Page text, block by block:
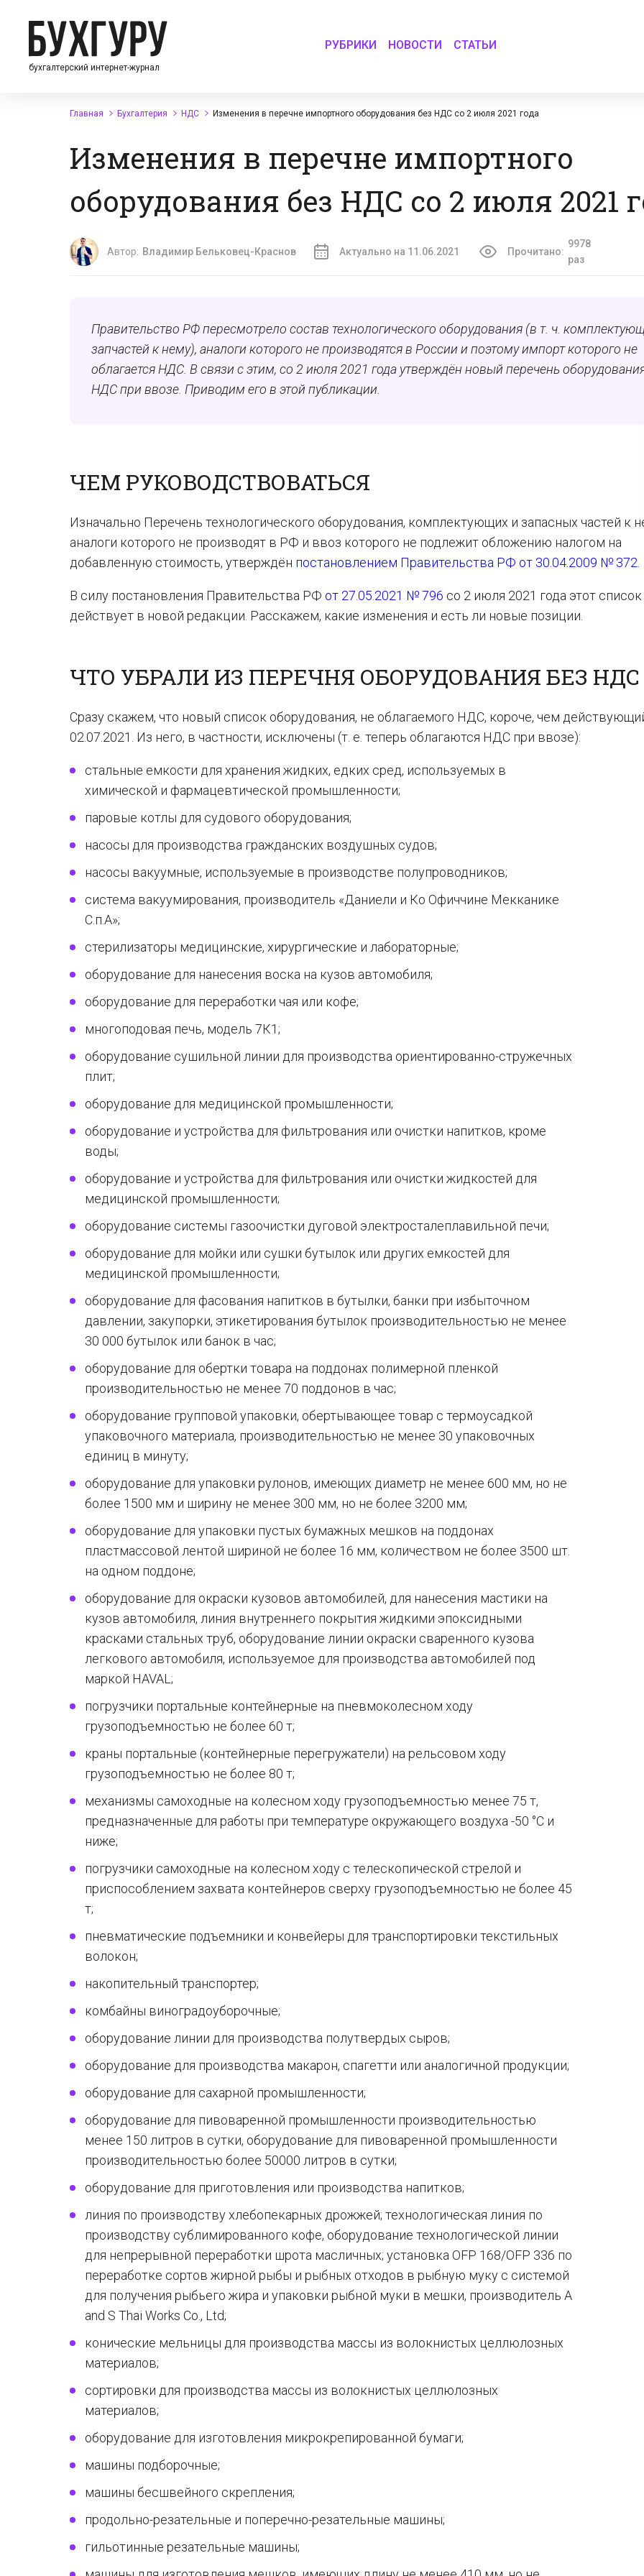
бухгалтерский интернет-журнал
РУБРИКИ НОВОСТИ СТАТЬИ
Главная Бухгалтерия НДС Изменения в перечне импортного оборудования без НДС со 2 июля 2021 года
Изменения в перечне импортного
оборудования без НДС со 2 июля 2021
Автор: Владимир Бельковец-Краснов Актуально на 11.06.2021 Прочитано:
9978
раз
Правительство РФ пересмотрело состав технологического оборудования (в т. ч.
запчастей к нему), аналоги которого не производятся в России и поэтому импорт которого не
облагается НДС. В связи с этим, со 2 июля 2021 года утверждён новый перечень
НДС при ввозе. Приводим его в этой публикации.
ЧЕМ РУКОВОДСТВОВАТЬСЯ
Изначально Перечень технологического оборудования, комплектующих и запасных частей к
аналоги которого не производят в РФ и ввоз которого не подлежит обложению налогом на
добавленную стоимость, утверждён постановлением Правительства РФ от 30.04.2009 № 372
В силу постановления Правительства РФ от 27.05.2021 № 796 со 2 июля 2021 года этот список
действует в новой редакции. Расскажем, какие изменения и есть ли новые позиции.
ЧТО УБРАЛИ ИЗ ПЕРЕЧНЯ ОБОРУДОВАНИЯ БЕЗ НДС
Сразу скажем, что новый список оборудования, не облагаемого НДС, короче, чем
02.07.2021. Из него, в частности, исключены (т. е. теперь облагаются НДС при ввозе):
стальные емкости для хранения жидких, едких сред, используемых в
химической и фармацевтической промышленности;
паровые котлы для судового оборудования;
насосы для производства гражданских воздушных судов;
насосы вакуумные, используемые в производстве полупроводников;
система вакуумирования, производитель «Даниели и Ко Офиччине Мекканике
С.п.А»;
стерилизаторы медицинские, хирургические и лабораторные;
оборудование для нанесения воска на кузов автомобиля;
оборудование для переработки чая или кофе;
многоподовая печь, модель 7К1;
оборудование сушильной линии для производства ориентированно-стружечных
плит;
оборудование для медицинской промышленности;
оборудование и устройства для фильтрования или очистки напитков, кроме
воды;
оборудование и устройства для фильтрования или очистки жидкостей для
медицинской промышленности;
оборудование системы газоочистки дуговой электросталеплавильной печи;
оборудование для мойки или сушки бутылок или других емкостей для
медицинской промышленности;
оборудование для фасования напитков в бутылки, банки при избыточном
давлении, закупорки, этикетирования бутылок производительностью не менее
30 000 бутылок или банок в час;
оборудование для обертки товара на поддонах полимерной пленкой
производительностью не менее 70 поддонов в час;
оборудование групповой упаковки, обертывающее товар с термоусадкой
упаковочного материала, производительностью не менее 30 упаковочных
единиц в минуту;
оборудование для упаковки рулонов, имеющих диаметр не менее 600 мм, но не
более 1500 мм и ширину не менее 300 мм, но не более 3200 мм;
оборудование для упаковки пустых бумажных мешков на поддонах
пластмассовой лентой шириной не более 16 мм, количеством не более 3500 шт.
на одном поддоне;
оборудование для окраски кузовов автомобилей, для нанесения мастики на
кузов автомобиля, линия внутреннего покрытия жидкими эпоксидными
красками стальных труб, оборудование линии окраски сваренного кузова
легкового автомобиля, используемое для производства автомобилей под
маркой HAVAL;
погрузчики портальные контейнерные на пневмоколесном ходу
грузоподъемностью не более 60 т;
краны портальные (контейнерные перегружатели) на рельсовом ходу
грузоподъемностью не более 80 т;
механизмы самоходные на колесном ходу грузоподъемностью менее 75 т,
предназначенные для работы при температуре окружающего воздуха -50 °C и
ниже;
погрузчики самоходные на колесном ходу с телескопической стрелой и
приспособлением захвата контейнеров сверху грузоподъемностью не более 45
т;
пневматические подъемники и конвейеры для транспортировки текстильных
волокон;
накопительный транспортер;
комбайны виноградоуборочные;
оборудование линии для производства полутвердых сыров;
оборудование для производства макарон, спагетти или аналогичной продукции;
оборудование для сахарной промышленности;
оборудование для пивоваренной промышленности производительностью
менее 150 литров в сутки, оборудование для пивоваренной промышленности
производительностью более 50000 литров в сутки;
оборудование для приготовления или производства напитков;
линия по производству хлебопекарных дрожжей; технологическая линия по
производству сублимированного кофе, оборудование технологической линии
для непрерывной переработки шрота масличных; установка OFP 168/OFP 336 по
переработке сортов жирной рыбы и рыбных отходов в рыбную муку с системой
для получения рыбьего жира и упаковки рыбной муки в мешки, производитель A
and S Thai Works Co., Ltd;
конические мельницы для производства массы из волокнистых целлюлозных
материалов;
сортировки для производства массы из волокнистых целлюлозных
материалов;
оборудование для изготовления микрокрепированной бумаги;
машины подборочные;
машины бесшвейного скрепления;
продольно-резательные и поперечно-резательные машины;
гильотинные резательные машины;